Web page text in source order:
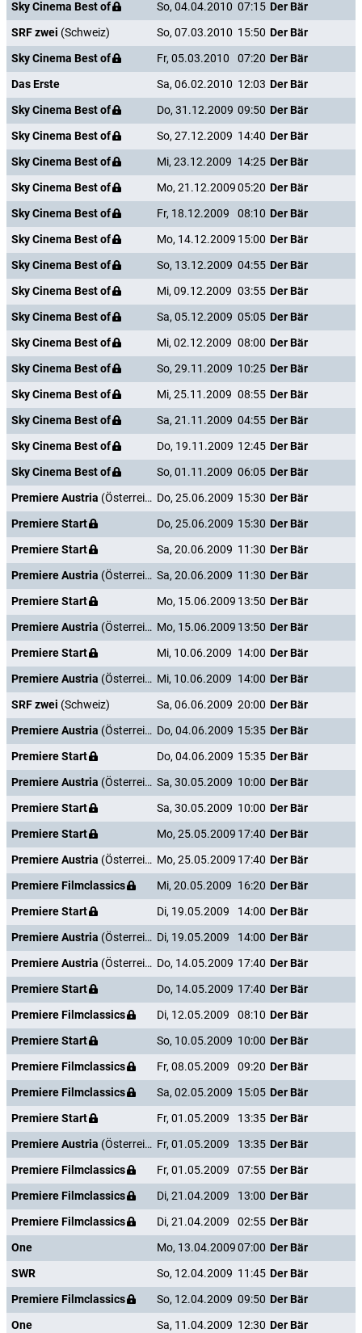
Sky Cinema Best of So, 04.04.2010 07:15 Der Bär
SRF zwei (Schweiz) So, 07.03.2010 15:50 Der Bär
Sky Cinema Best of
Fr, 05.03.2010 07:20 Der Bär
Das Erste
Sa, 06.02.2010 12:03 Der Bär
Sky Cinema Best of
Do, 31.12.2009 09:50 Der Bär
Sky Cinema Best of
So, 27.12.2009 14:40 Der Bär
Sky Cinema Best of
Mi, 23.12.2009 14:25 Der Bär
Sky Cinema Best of
Mo, 21.12.200905:20 Der Bär
Sky Cinema Best of
Fr, 18.12.2009 08:10 Der Bär
Sky Cinema Best of
Mo, 14.12.2009 15:00 Der Bär
Sky Cinema Best of
So, 13.12.2009 04:55 Der Bär
Sky Cinema Best of
Mi, 09.12.2009 03:55 Der Bär
Sky Cinema Best of
Sa, 05.12.2009 05:05 Der Bär
Sky Cinema Best of
Mi, 02.12.2009 08:00 Der Bär
Sky Cinema Best of
So, 29.11.2009 10:25 Der Bär
Sky Cinema Best of
Mi, 25.11.2009 08:55 Der Bär
Sky Cinema Best of
Sa, 21.11.2009 04:55 Der Bär
Sky Cinema Best of
Do, 19.11.2009 12:45 Der Bär
Sky Cinema Best of
So, 01.11.2009 06:05 Der Bär
Premiere Austria (Österreich) Do, 25.06.2009 15:30 Der Bär
Premiere Start
Do, 25.06.2009 15:30 Der Bär
Premiere Start
Sa, 20.06.2009 11:30 Der Bär
Premiere Austria (Österreich) Sa, 20.06.2009 11:30 Der Bär
Premiere Start
Mo, 15.06.2009 13:50 Der Bär
Premiere Austria (Österreich) Mo, 15.06.2009 13:50 Der Bär
Premiere Start
Mi, 10.06.2009 14:00 Der Bär
Premiere Austria (Österreich) Mi, 10.06.2009 14:00 Der Bär
SRF zwei (Schweiz) Sa, 06.06.2009 20:00 Der Bär
Premiere Austria (Österreich) Do, 04.06.2009 15:35 Der Bär
Premiere Start
Do, 04.06.2009 15:35 Der Bär
Premiere Austria (Österreich) Sa, 30.05.2009 10:00 Der Bär
Premiere Start
Sa, 30.05.2009 10:00 Der Bär
Premiere Start
Mo, 25.05.2009 17:40 Der Bär
Premiere Austria (Österreich) Mo, 25.05.2009 17:40 Der Bär
Premiere Filmclassics
Mi, 20.05.2009 16:20 Der Bär
Premiere Start
Di, 19.05.2009 14:00 Der Bär
Premiere Austria (Österreich) Di, 19.05.2009 14:00 Der Bär
Premiere Austria (Österreich) Do, 14.05.2009 17:40 Der Bär
Premiere Start
Do, 14.05.2009 17:40 Der Bär
Premiere Filmclassics
Di, 12.05.2009 08:10 Der Bär
Premiere Start
So, 10.05.2009 10:00 Der Bär
Premiere Filmclassics
Fr, 08.05.2009 09:20 Der Bär
Premiere Filmclassics
Sa, 02.05.2009 15:05 Der Bär
Premiere Start
Fr, 01.05.2009 13:35 Der Bär
Premiere Austria (Österreich) Fr, 01.05.2009 13:35 Der Bär
Premiere Filmclassics
Fr, 01.05.2009 07:55 Der Bär
Premiere Filmclassics
Di, 21.04.2009 13:00 Der Bär
Premiere Filmclassics
Di, 21.04.2009 02:55 Der Bär
One
Mo, 13.04.200907:00 Der Bär
SWR
So, 12.04.2009 11:45 Der Bär
Premiere Filmclassics
So, 12.04.2009 09:50 Der Bär
One
Sa, 11.04.2009 12:30 Der Bär